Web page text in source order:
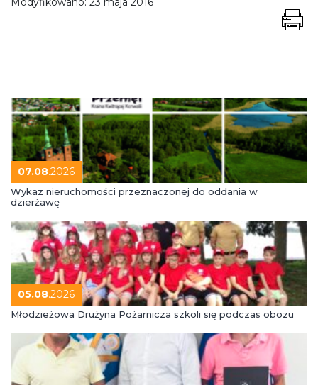
07.08.2026
Wykaz nieruchomości przeznaczonej do oddania w
dzierżawę
05.08.2026
Młodzieżowa Drużyna Pożarnicza szkoli się podczas obozu